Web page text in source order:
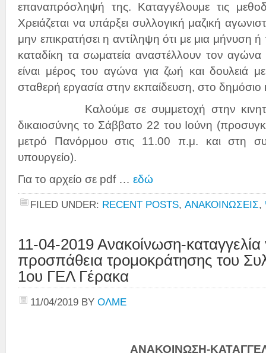
επαναπρόσληψή της. Καταγγέλουμε τις
Χρειάζεται να υπάρξει συλλογική μαζική
μην επικρατήσει η αντίληψη ότι με μια μήνυση
καταδίκη τα σωματεία αναστέλλουν τον
είναι μέρος του αγώνα για ζωή και δουλειά
σταθερή εργασία στην εκπαίδευση, στο δημόσιο
Καλούμε σε συμμετοχή στην
δικαιοσύνης το Σάββατο 22 του Ιούνη
μετρό Πανόρμου στις 11.00 π.μ. και στη
υπουργείο).
Για το αρχείο σε pdf … εδώ
FILED UNDER: RECENT POSTS, ΑΝΑΚΟΙΝΩΣΕΙΣ,
11-04-2019 Ανακοίνωση-καταγγελία
προσπάθεια τρομοκράτησης του
1ου ΓΕΛ Γέρακα
11/04/2019 BY ΟΛΜΕ
ΑΝΑΚΟΙΝΩΣΗ-